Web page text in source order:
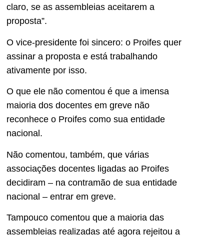
claro, se as assembleias aceitarem a
proposta”.
O vice-presidente foi sincero: o Proifes quer
assinar a proposta e está trabalhando
ativamente por isso.
O que ele não comentou é que a imensa
maioria dos docentes em greve não
reconhece o Proifes como sua entidade
nacional.
Não comentou, também, que várias
associações docentes ligadas ao Proifes
decidiram – na contramão de sua entidade
nacional – entrar em greve.
Tampouco comentou que a maioria das
assembleias realizadas até agora rejeitou a